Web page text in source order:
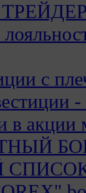
с
-
в акции